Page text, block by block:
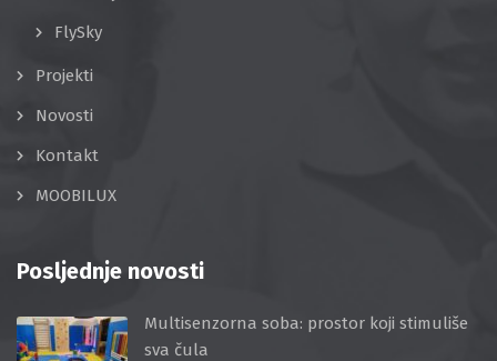
FlySky
Projekti
Novosti
Kontakt
MOOBILUX
Posljednje novosti
Multisenzorna soba: prostor koji stimuliše
sva čula